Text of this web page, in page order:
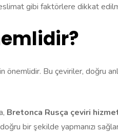
gibi faktörlere dikkat
Bu çeviriler, doğru
Bretonca Rusça çeviri
bir şekilde yapmanızı